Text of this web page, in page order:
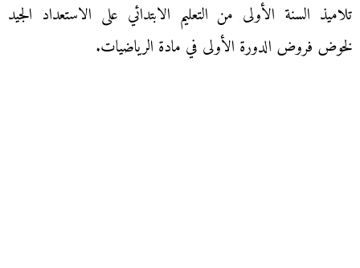
تلاميذ السنة الأولى من التعليم الابتدائي على الاستعداد الجيد
لخوض فروض الدورة الأولى في مادة الرياضيات.